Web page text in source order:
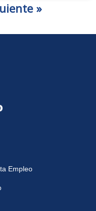
»
Empleo